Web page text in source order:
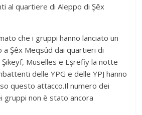
al quartiere di Aleppo di Şêx
che i gruppi hanno lanciato un
Şêx Meqsûd dai quartieri di
Şikeyf, Muselles e Eşrefiy la notte
delle YPG e delle YPJ hanno
questo attacco.Il numero dei
non è stato ancora